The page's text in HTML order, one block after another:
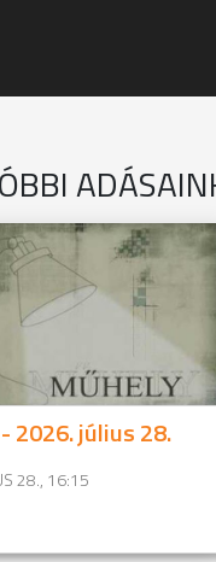
2026. július 28.
28., 16:15